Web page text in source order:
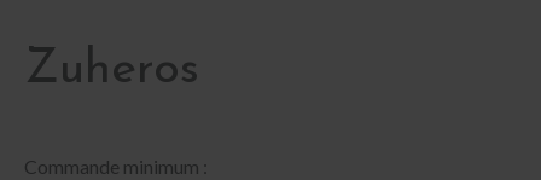
Zuheros
Commande minimum :